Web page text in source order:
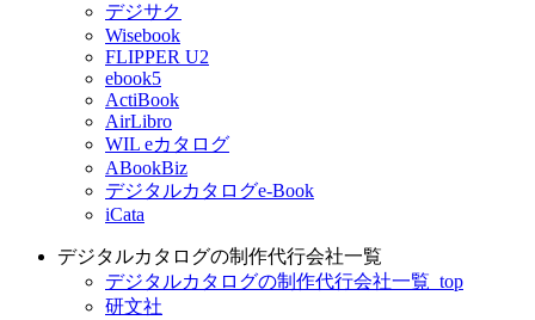
デジサク
Wisebook
FLIPPER U2
ebook5
ActiBook
AirLibro
WIL eカタログ
ABookBiz
デジタルカタログe-Book
iCata
デジタルカタログの制作代行会社一覧
デジタルカタログの制作代行会社一覧_top
研文社